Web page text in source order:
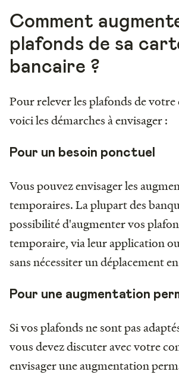
Comment
plafonds de sa
bancaire ?
Pour relever les plafonds de votre
voici les démarches à envisager :
Pour un besoin ponctuel
Vous pouvez envisager les
temporaires. La plupart des
possibilité d'augmenter vos
temporaire, via leur application
sans nécessiter un déplacement
Pour une augmentation
Si vos plafonds ne sont pas
vous devez discuter avec votre
envisager une augmentation